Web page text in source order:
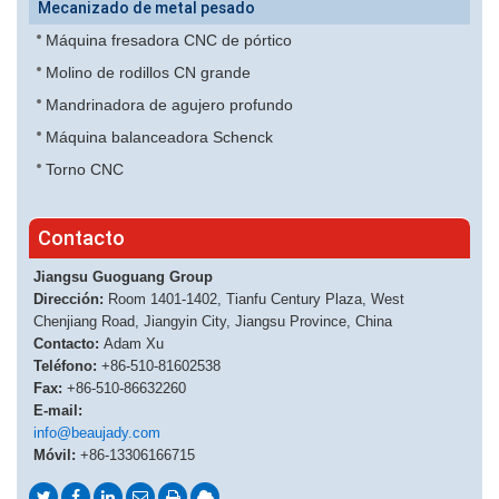
Mecanizado de metal pesado
Máquina fresadora CNC de pórtico
Molino de rodillos CN grande
Mandrinadora de agujero profundo
Máquina balanceadora Schenck
Torno CNC
Contacto
Jiangsu Guoguang Group
Dirección: Room 1401-1402, Tianfu Century Plaza, West
Chenjiang Road, Jiangyin City, Jiangsu Province, China
Contacto:Adam Xu
Teléfono: +86-510-81602538
Fax: +86-510-86632260
E-mail:
info@beaujady.com
Móvil: +86-13306166715